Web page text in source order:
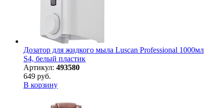
Дозатор для жидкого мыла Luscan Professional 1000мл
S4, белый пластик
Артикул: 493580
649 руб.
В корзину